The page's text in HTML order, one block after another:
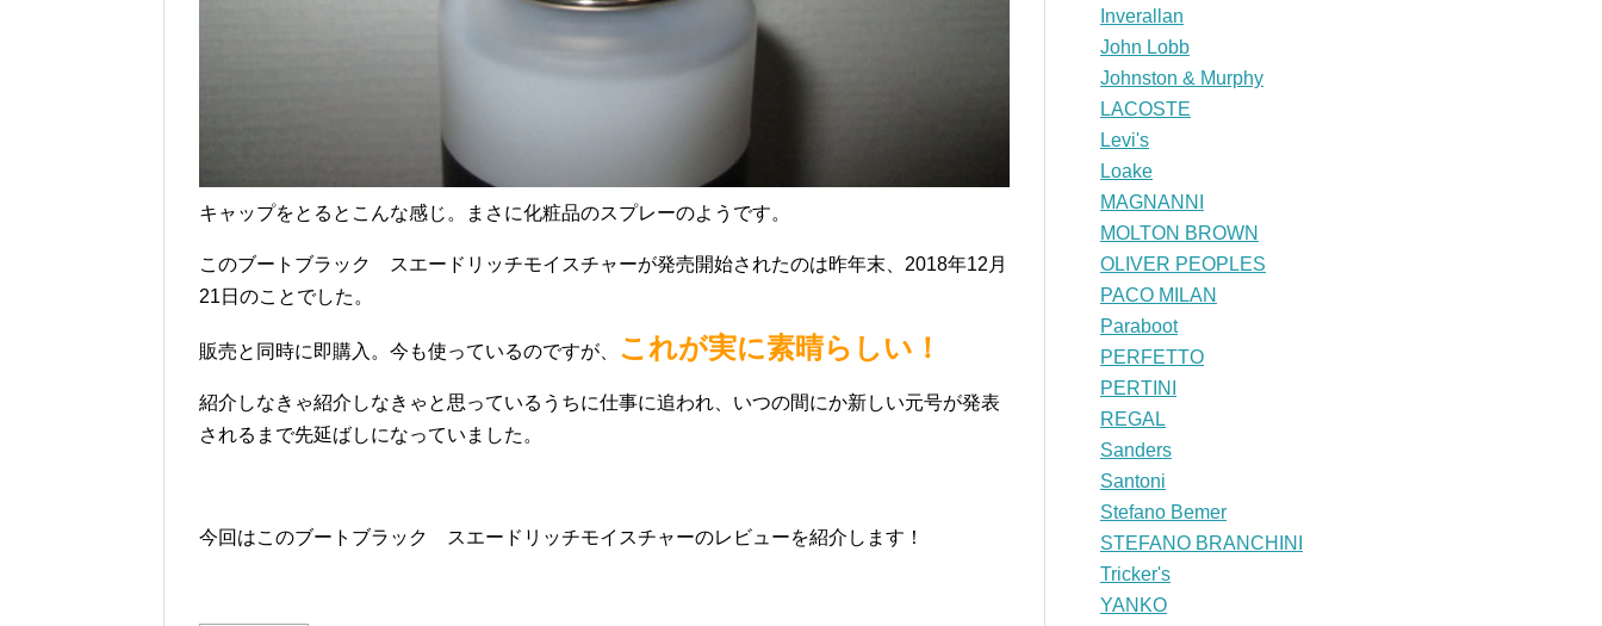
キャップをとるとこんな感じ。まさに化粧品のスプレーのようです。
このブートブラック スエードリッチモイスチャーが発売開始されたのは昨年末、2018年12月
21日のことでした。
販売と同時に即購入。今も使っているのですが、 これが実に素晴らしい！
紹介しなきゃ紹介しなきゃと思っているうちに仕事に追われ、いつの間にか新しい元号が発表
されるまで先延ばしになっていました。
今回はこのブートブラック スエードリッチモイスチャーのレビューを紹介します！
Inverallan
John Lobb
Johnston & Murphy
LACOSTE
Levi's
Loake
MAGNANNI
MOLTON BROWN
OLIVER PEOPLES
PACO MILAN
Paraboot
PERFETTO
PERTINI
REGAL
Sanders
Santoni
Stefano Bemer
STEFANO BRANCHINI
Tricker's
YANKO